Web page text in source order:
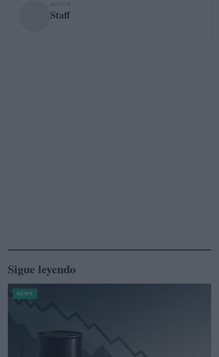
AUTOR
Staff
Sigue leyendo
NEWS